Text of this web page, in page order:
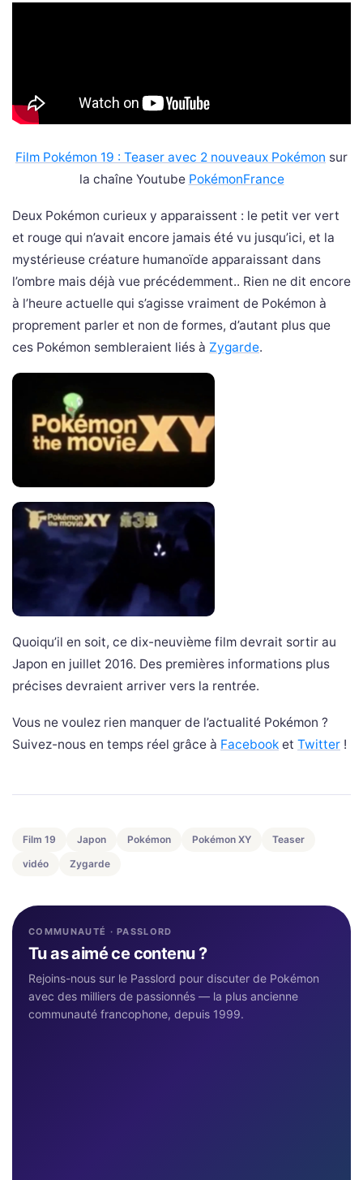
Film Pokémon 19 : Teaser avec 2 nouveaux Pokémon sur
la chaîne Youtube PokémonFrance
Deux Pokémon curieux y apparaissent : le petit ver vert
et rouge qui n’avait encore jamais été vu jusqu’ici, et la
mystérieuse créature humanoïde apparaissant dans
l’ombre mais déjà vue précédemment.. Rien ne dit encore
à l’heure actuelle qui s’agisse vraiment de Pokémon à
proprement parler et non de formes, d’autant plus que
ces Pokémon sembleraient liés à Zygarde.
Quoiqu’il en soit, ce dix-neuvième film devrait sortir au
Japon en juillet 2016. Des premières informations plus
précises devraient arriver vers la rentrée.
Vous ne voulez rien manquer de l’actualité Pokémon ?
Suivez-nous en temps réel grâce à Facebook et Twitter !
Film 19 Japon Pokémon Pokémon XY
Teaser
vidéo
Zygarde
COMMUNAUTÉ · PASSLORD
Tu as aimé ce contenu ?
Rejoins-nous sur le Passlord pour discuter de Pokémon
avec des milliers de passionnés — la plus ancienne
communauté francophone, depuis 1999.